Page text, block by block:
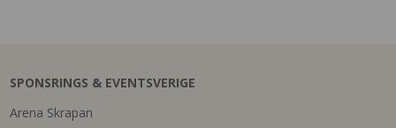
SPONSRINGS & EVENTSVERIGE
Arena Skrapan